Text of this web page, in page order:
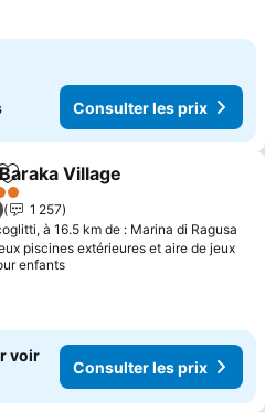
Consulter les prix
Ajouter à mes favoris
Village
1 257
à 16.5 km de : Marina di Ragusa
piscines extérieures et aire de jeux
enfants
voir
Consulter les prix